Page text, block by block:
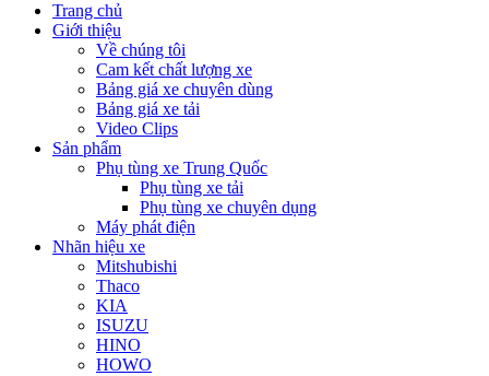
Trang chủ
Giới thiệu
Về chúng tôi
Cam kết chất lượng xe
Bảng giá xe chuyên dùng
Bảng giá xe tải
Video Clips
Sản phẩm
Phụ tùng xe Trung Quốc
Phụ tùng xe tải
Phụ tùng xe chuyên dụng
Máy phát điện
Nhãn hiệu xe
Mitshubishi
Thaco
KIA
ISUZU
HINO
HOWO